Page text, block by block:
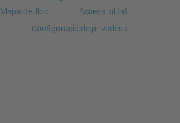
Mapa del lloc
Accessibilitat
Configuració de privadesa